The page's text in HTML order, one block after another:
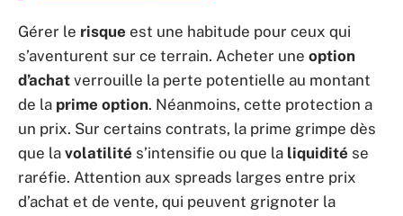
Gérer le risque est une habitude pour ceux qui
s’aventurent sur ce terrain. Acheter une option
d’achat verrouille la perte potentielle au montant
de la prime option. Néanmoins, cette protection a
un prix. Sur certains contrats, la prime grimpe dès
que la volatilité s’intensifie ou que la liquidité se
raréfie. Attention aux spreads larges entre prix
d’achat et de vente, qui peuvent grignoter la